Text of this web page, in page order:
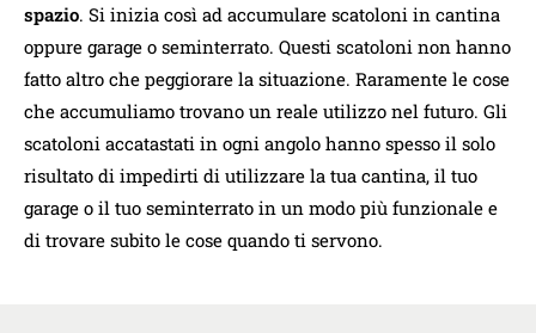
spazio. Si inizia così ad accumulare scatoloni in cantina
oppure garage o seminterrato. Questi scatoloni non hanno
fatto altro che peggiorare la situazione. Raramente le cose
che accumuliamo trovano un reale utilizzo nel futuro. Gli
scatoloni accatastati in ogni angolo hanno spesso il solo
risultato di impedirti di utilizzare la tua cantina, il tuo
garage o il tuo seminterrato in un modo più funzionale e
di trovare subito le cose quando ti servono.